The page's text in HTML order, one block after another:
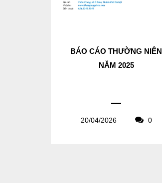
BÁO CÁO THƯỜNG NIÊN
NĂM 2025
20/04/2026 0